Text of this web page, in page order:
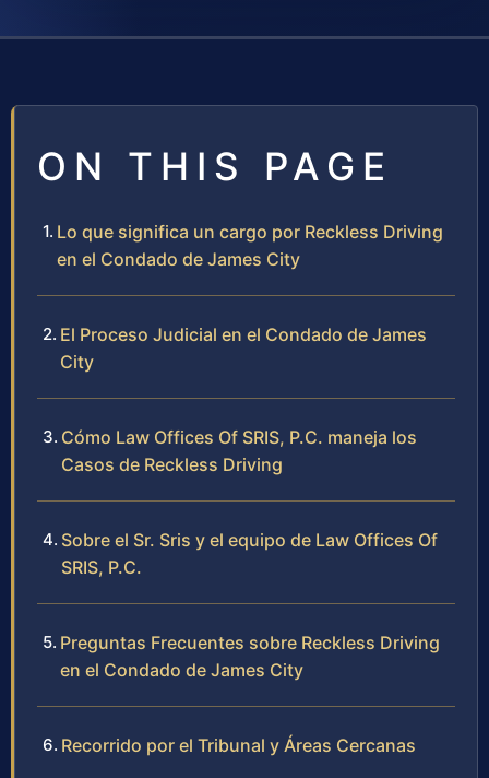
ON THIS PAGE
Lo que significa un cargo por Reckless Driving
en el Condado de James City
El Proceso Judicial en el Condado de James
City
Cómo Law Offices Of SRIS, P.C. maneja los
Casos de Reckless Driving
Sobre el Sr. Sris y el equipo de Law Offices Of
SRIS, P.C.
Preguntas Frecuentes sobre Reckless Driving
en el Condado de James City
Recorrido por el Tribunal y Áreas Cercanas